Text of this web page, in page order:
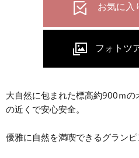
大自然に包まれた標高約900ｍ
の近くで安心安全。
優雅に自然を満喫できるグランピ